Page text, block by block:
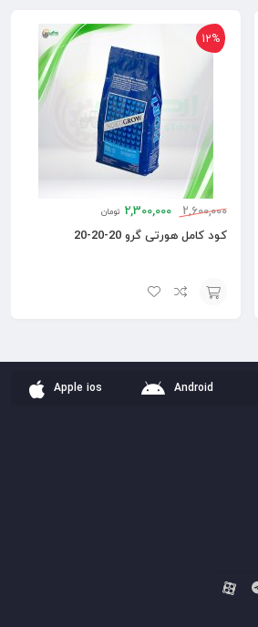
12%
2,600,000
2,300,000 تومان
کود کامل هورتی گرو 20-20-20
Apple ios Android